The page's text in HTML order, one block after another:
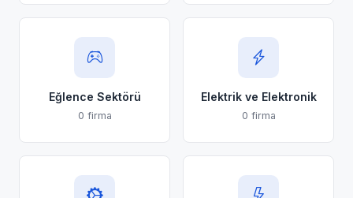
Eğlence Sektörü
0 firma
Elektrik ve Elektronik
0 firma